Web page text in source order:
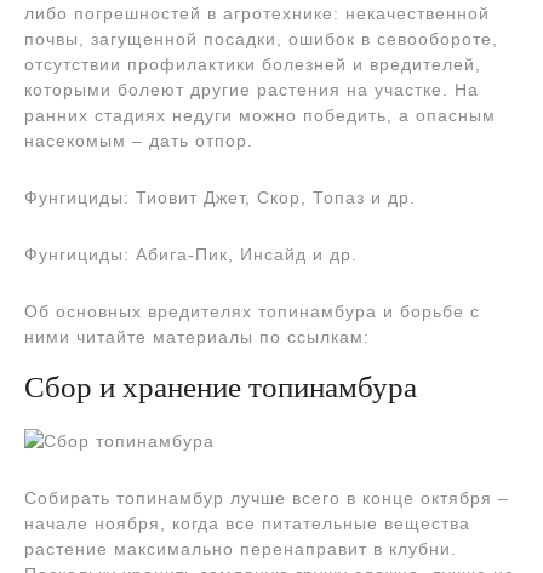
либо погрешностей в агротехнике: некачественной
почвы, загущенной посадки, ошибок в севообороте,
отсутствии профилактики болезней и вредителей,
которыми болеют другие растения на участке. На
ранних стадиях недуги можно победить, а опасным
насекомым – дать отпор.
Фунгициды: Тиовит Джет, Скор, Топаз и др.
Фунгициды: Абига-Пик, Инсайд и др.
Об основных вредителях топинамбура и борьбе с
ними читайте материалы по ссылкам:
Сбор и хранение топинамбура
Собирать топинамбур лучше всего в конце октября –
начале ноября, когда все питательные вещества
растение максимально перенаправит в клубни.